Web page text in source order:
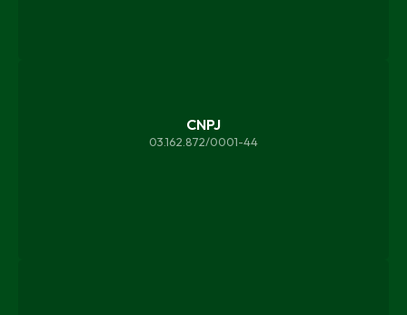
CNPJ
03.162.872/0001-44